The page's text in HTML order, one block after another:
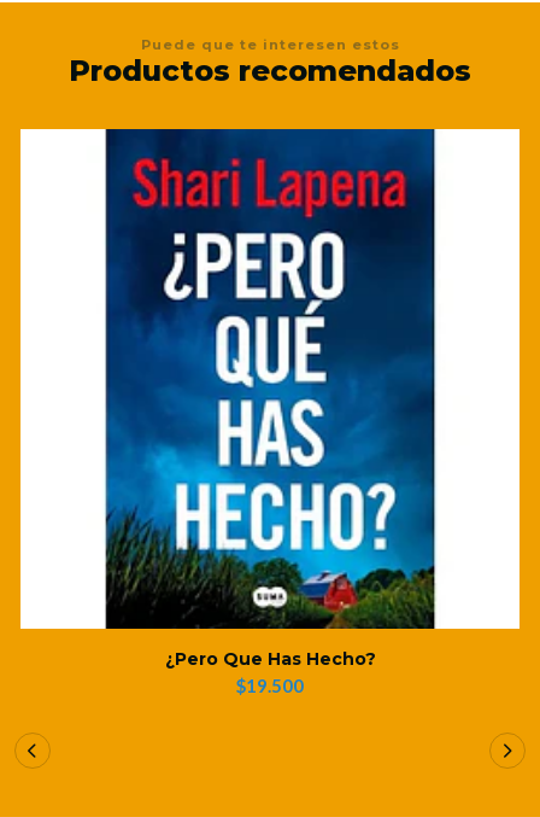
Puede que te interesen estos
Productos recomendados
¿Pero Que Has Hecho?
$19.500